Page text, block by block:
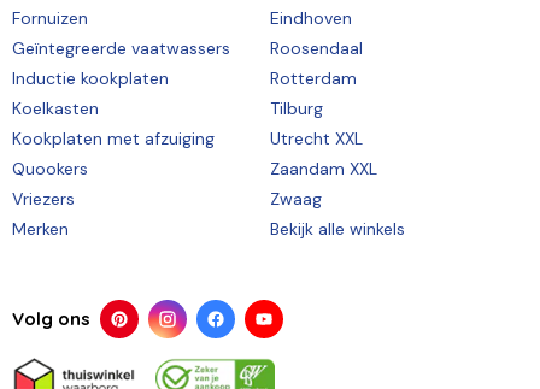
Fornuizen
Geïntegreerde vaatwassers
Inductie kookplaten
Koelkasten
Kookplaten met afzuiging
Quookers
Vriezers
Merken
Eindhoven
Roosendaal
Rotterdam
Tilburg
Utrecht XXL
Zaandam XXL
Zwaag
Bekijk alle winkels
Volg ons